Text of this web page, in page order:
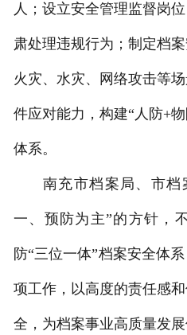
人；设立安全管理监督岗
肃处理违规行为；制定档
火灾、水灾、网络攻击等
件应对能力，构建“人防+
体系。
南充市档案局、市档
一、预防为主”的方针，
防“三位一体”档案安全体
项工作，以高度的责任感
全，为档案事业高质量发展